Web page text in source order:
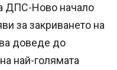
ДПС-Ново начало
за закриването на
доведе до
най-голямата